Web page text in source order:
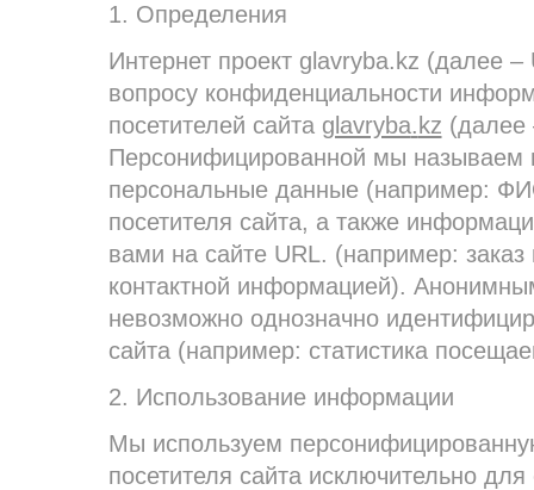
1. Определения
Интернет проект glavryba.kz (далее
вопросу конфиденциальности
посетителей сайта glavryba. kz (далее
Персонифицированной мы
персональные данные (например:
посетителя сайта, а также
вами на сайте URL. (например: заказ
контактной информацией).
невозможно однозначно
сайта (например: статистика
2. Использование информации
Мы используем
посетителя сайта исключительно